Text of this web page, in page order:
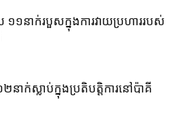
១នាក់របួសក្នុងការវាយប្រហាររបស់
២នាក់ស្លាប់ក្នុងប្រតិបត្តិការនៅប៉ាគី